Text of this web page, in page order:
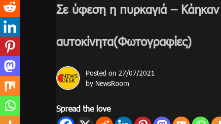
Σε ύφεση η πυρκαγιά – Κάηκαν
αυτοκίνητα(Φωτογραφίες)
Posted on 27/07/2021
by NewsRoom
Spread the love